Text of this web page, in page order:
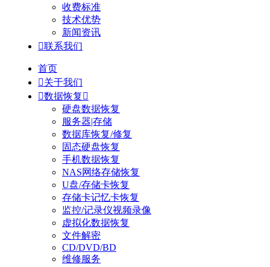
收费标准
技术优势
新闻资讯
联系我们
首页
关于我们
数据恢复 
硬盘数据恢复
服务器|存储
数据库恢复/修复
固态硬盘恢复
手机数据恢复
NAS网络存储恢复
U盘/存储卡恢复
存储卡记忆卡恢复
监控/记录仪视频录像
虚拟化数据恢复
文件解密
CD/DVD/BD
维修服务